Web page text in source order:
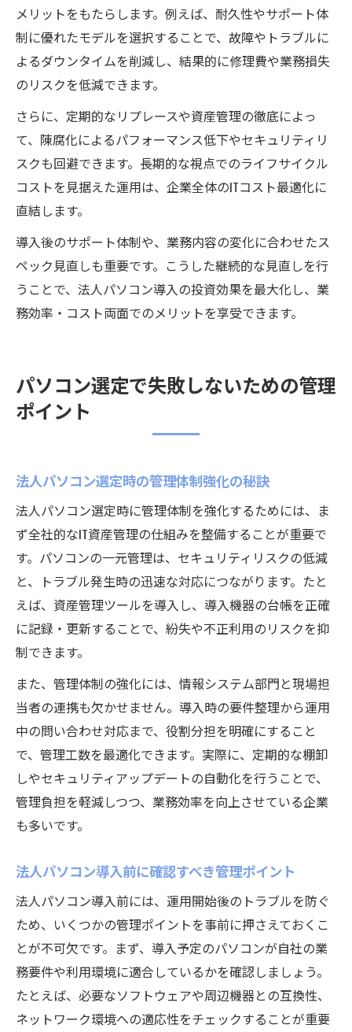
メリットをもたらします。例えば、耐久性やサポート体
制に優れたモデルを選択することで、故障やトラブルに
よるダウンタイムを削減し、結果的に修理費や業務損失
のリスクを低減できます。
さらに、定期的なリプレースや資産管理の徹底によっ
て、陳腐化によるパフォーマンス低下やセキュリティリ
スクも回避できます。長期的な視点でのライフサイクル
コストを見据えた運用は、企業全体のITコスト最適化に
直結します。
導入後のサポート体制や、業務内容の変化に合わせたス
ペック見直しも重要です。こうした継続的な見直しを行
うことで、法人パソコン導入の投資効果を最大化し、業
務効率・コスト両面でのメリットを享受できます。
パソコン選定で失敗しないための管理
ポイント
法人パソコン選定時の管理体制強化の秘訣
法人パソコン選定時に管理体制を強化するためには、ま
ず全社的なIT資産管理の仕組みを整備することが重要で
す。パソコンの一元管理は、セキュリティリスクの低減
と、トラブル発生時の迅速な対応につながります。たと
えば、資産管理ツールを導入し、導入機器の台帳を正確
に記録・更新することで、紛失や不正利用のリスクを抑
制できます。
また、管理体制の強化には、情報システム部門と現場担
当者の連携も欠かせません。導入時の要件整理から運用
中の問い合わせ対応まで、役割分担を明確にすること
で、管理工数を最適化できます。実際に、定期的な棚卸
しやセキュリティアップデートの自動化を行うことで、
管理負担を軽減しつつ、業務効率を向上させている企業
も多いです。
法人パソコン導入前に確認すべき管理ポイント
法人パソコン導入前には、運用開始後のトラブルを防ぐ
ため、いくつかの管理ポイントを事前に押さえておくこ
とが不可欠です。まず、導入予定のパソコンが自社の業
務要件や利用環境に適合しているかを確認しましょう。
たとえば、必要なソフトウェアや周辺機器との互換性、
ネットワーク環境への適応性をチェックすることが重要